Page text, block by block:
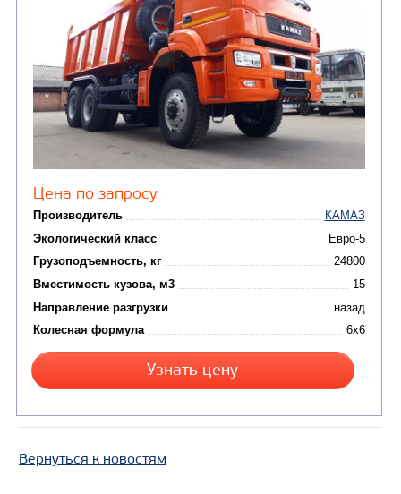
Грузоподъемность, кг
Вместимость кузова, м3
Направление разгрузки
Колесная формула
Узнать цену
САМОСВАЛ КАМАЗ-6580
Вернуться к новостям